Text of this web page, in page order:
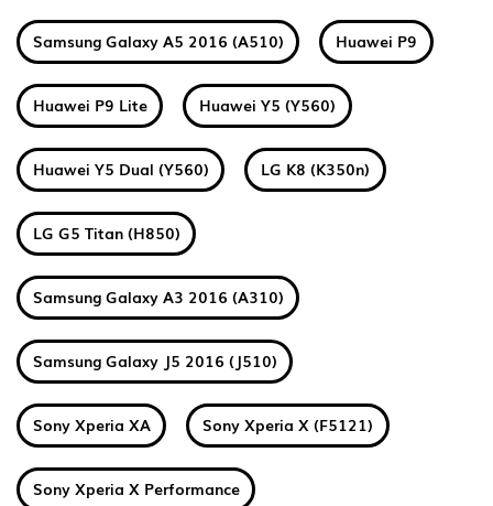
Samsung Galaxy A5 2016 (A510) Huawei P9
Huawei P9 Lite Huawei Y5 (Y560)
Huawei Y5 Dual (Y560) LG K8 (K350n)
LG G5 Titan (H850)
Samsung Galaxy A3 2016 (A310)
Samsung Galaxy J5 2016 (J510)
Sony Xperia XA Sony Xperia X (F5121)
Sony Xperia X Performance